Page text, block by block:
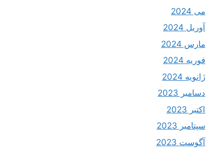
می 2024
آوریل 2024
مارس 2024
فوریه 2024
ژانویه 2024
دسامبر 2023
اکتبر 2023
سپتامبر 2023
آگوست 2023